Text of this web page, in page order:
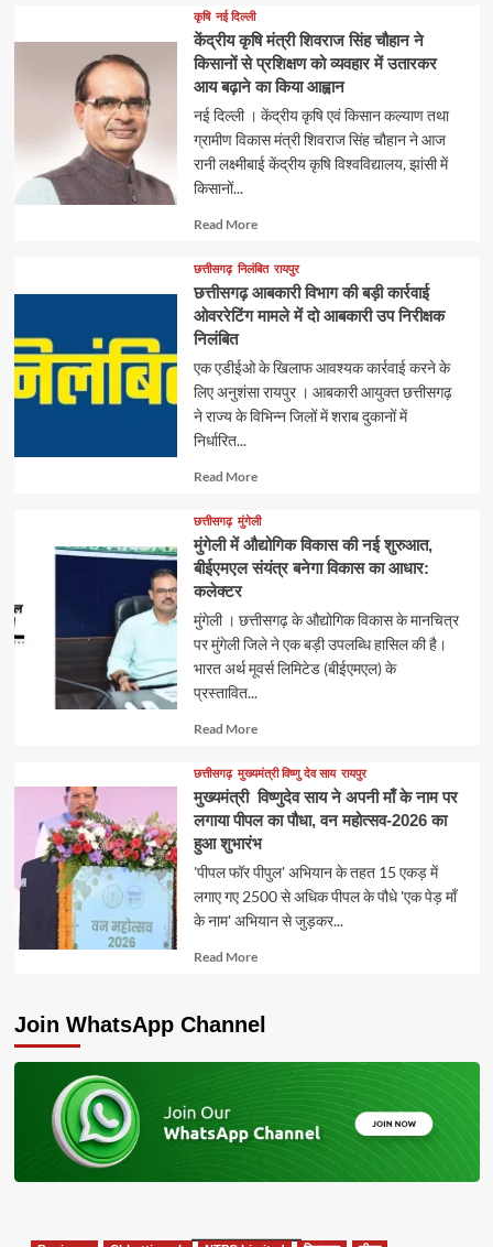
about
कृषि नई दिल्ली
केंद्रीय कृषि मंत्री शिवराज सिंह चौहान ने
किसानों से प्रशिक्षण को व्यवहार में उतारकर
आय बढ़ाने का किया आह्वान
नई दिल्ली । केंद्रीय कृषि एवं किसान कल्याण तथा
ग्रामीण विकास मंत्री शिवराज सिंह चौहान ने आज
रानी लक्ष्मीबाई केंद्रीय कृषि विश्वविद्यालय, झांसी में
किसानों...
Read MoreRead
about
छत्तीसगढ़ निलंबित रायपुर
छत्तीसगढ़ आबकारी विभाग की बड़ी कार्रवाई
ओवररेटिंग मामले में दो आबकारी उप निरीक्षक
निलंबित
एक एडीईओ के खिलाफ आवश्यक कार्रवाई करने के
लिए अनुशंसा रायपुर । आबकारी आयुक्त छत्तीसगढ़
ने राज्य के विभिन्न जिलों में शराब दुकानों में
निर्धारित...
Read MoreRead
about
छत्तीसगढ़ मुंगेली
मुंगेली में औद्योगिक विकास की नई शुरुआत,
बीईएमएल संयंत्र बनेगा विकास का आधार:
कलेक्टर
मुंगेली । छत्तीसगढ़ के औद्योगिक विकास के मानचित्र
पर मुंगेली जिले ने एक बड़ी उपलब्धि हासिल की है।
भारत अर्थ मूवर्स लिमिटेड (बीईएमएल) के
प्रस्तावित...
Read MoreRead
about
छत्तीसगढ़ मुख्यमंत्री विष्णु देव साय रायपुर
मुख्यमंत्री विष्णुदेव साय ने अपनी माँ के नाम पर
लगाया पीपल का पौधा, वन महोत्सव-2026 का
हुआ शुभारंभ
'पीपल फॉर पीपुल' अभियान के तहत 15 एकड़ में
लगाए गए 2500 से अधिक पीपल के पौधे 'एक पेड़ माँ
के नाम' अभियान से जुड़कर...
Read MoreRead
Join WhatsApp Channel